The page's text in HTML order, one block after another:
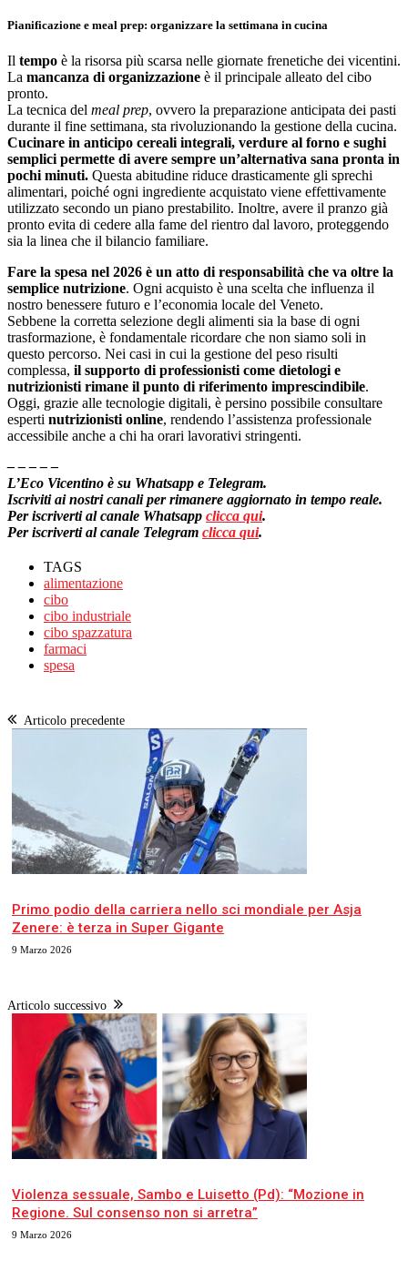
Pianificazione e meal prep: organizzare la settimana in cucina
Il tempo è la risorsa più scarsa nelle giornate frenetiche dei vicentini.
La mancanza di organizzazione è il principale alleato del cibo
pronto.
La tecnica del meal prep, ovvero la preparazione anticipata dei pasti
durante il fine settimana, sta rivoluzionando la gestione della cucina.
Cucinare in anticipo cereali integrali, verdure al forno e sughi
semplici permette di avere sempre un’alternativa sana pronta in
pochi minuti. Questa abitudine riduce drasticamente gli sprechi
alimentari, poiché ogni ingrediente acquistato viene effettivamente
utilizzato secondo un piano prestabilito. Inoltre, avere il pranzo già
pronto evita di cedere alla fame del rientro dal lavoro, proteggendo
sia la linea che il bilancio familiare.
Fare la spesa nel 2026 è un atto di responsabilità che va oltre la
semplice nutrizione. Ogni acquisto è una scelta che influenza il
nostro benessere futuro e l’economia locale del Veneto.
Sebbene la corretta selezione degli alimenti sia la base di ogni
trasformazione, è fondamentale ricordare che non siamo soli in
questo percorso. Nei casi in cui la gestione del peso risulti
complessa, il supporto di professionisti come dietologi e
nutrizionisti rimane il punto di riferimento imprescindibile.
Oggi, grazie alle tecnologie digitali, è persino possibile consultare
esperti nutrizionisti online, rendendo l’assistenza professionale
accessibile anche a chi ha orari lavorativi stringenti.
– – – – –
L’Eco Vicentino è su Whatsapp e Telegram.
Iscriviti ai nostri canali per rimanere aggiornato in tempo reale.
Per iscriverti al canale Whatsapp clicca qui.
Per iscriverti al canale Telegram clicca qui.
TAGS
alimentazione
cibo
cibo industriale
cibo spazzatura
farmaci
spesa
Articolo precedente
Primo podio della carriera nello sci mondiale per Asja
Zenere: è terza in Super Gigante
9 Marzo 2026
Articolo successivo
Violenza sessuale, Sambo e Luisetto (Pd): “Mozione in
Regione. Sul consenso non si arretra”
9 Marzo 2026